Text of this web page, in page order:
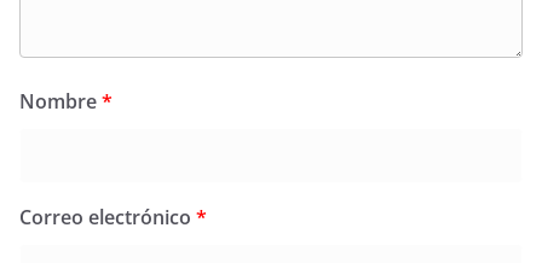
Nombre*
Correo electrónico *